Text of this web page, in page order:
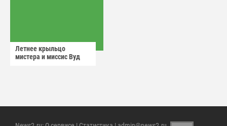
Летнее крыльцо
мистера и миссис Вуд